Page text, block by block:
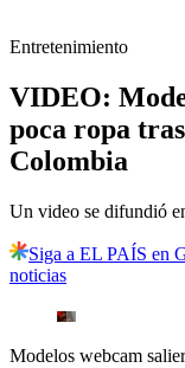
Entretenimiento
VIDEO:
poca ropa
Colombia
Un video se difundió
Siga a EL PAÍS en
noticias
Modelos webcam